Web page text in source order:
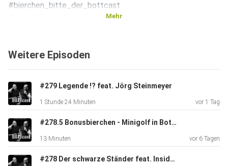
#bierchen_bitte_der_bottcast
Mehr
Weitere Episoden
#279 Legende !? feat. Jörg Steinmeyer
1 Stunde 24 Minuten vor 1 Tag
#278.5 Bonusbierchen - Minigolf in Bottrop
13 Minuten vor 6 Tagen
#278 Der schwarze Ständer feat. Inside Schalke